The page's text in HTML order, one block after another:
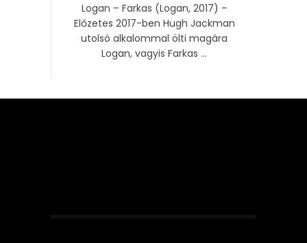
Logan – Farkas (Logan, 2017) –
Előzetes 2017-ben Hugh Jackman
utolsó alkalommal ölti magára
Logan, vagyis Farkas ...